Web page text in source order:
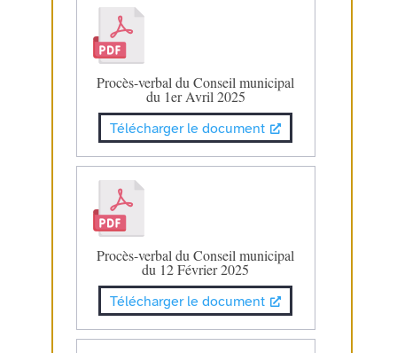
Procès-verbal du Conseil municipal
du 1er Avril 2025
Télécharger le document
Procès-verbal du Conseil municipal
du 12 Février 2025
Télécharger le document